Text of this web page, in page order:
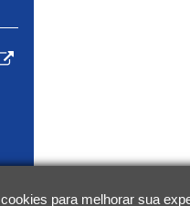
para melhorar sua